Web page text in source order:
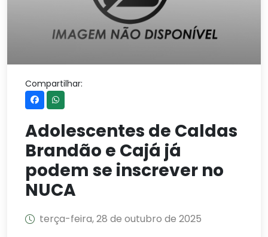
Compartilhar:
Adolescentes de Caldas
Brandão e Cajá já
podem se inscrever no
NUCA
terça-feira, 28 de outubro de 2025